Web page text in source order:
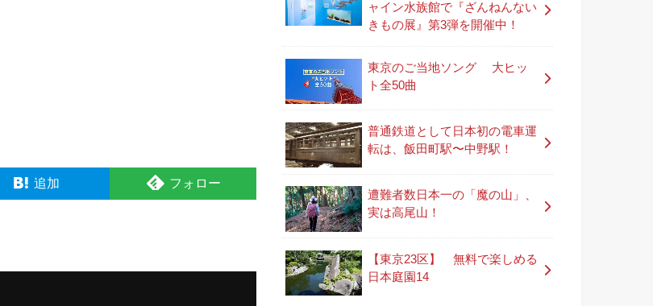
追加 フォロー
ャイン水族館で『ざんねんない
きもの展』第3弾を開催中！
東京のご当地ソング 大ヒッ
ト全50曲
普通鉄道として日本初の電車運
転は、飯田町駅〜中野駅！
遭難者数日本一の「魔の山」、
実は高尾山！
【東京23区】 無料で楽しめる
日本庭園14